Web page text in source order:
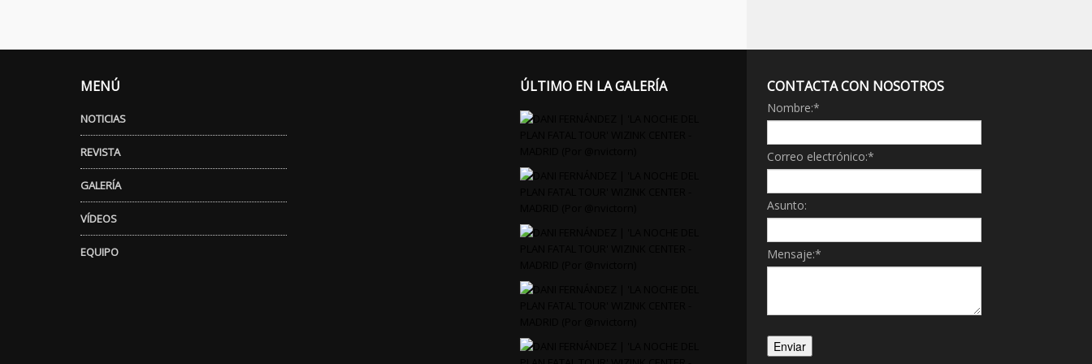
MENÚ
NOTICIAS
REVISTA
GALERÍA
VÍDEOS
EQUIPO
ÚLTIMO EN LA GALERÍA CONTACTA CON NOSOTROS
Nombre:*
Correo electrónico:*
Asunto:
Mensaje:*